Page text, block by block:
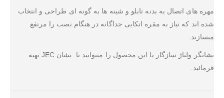
مهره های اتصال به بدنه تابلو و شینه ها به گونه ای طراحی و انتخاب
شده اند که نیاز به مقره اتکایی جداگانه در هنگام نصب را مرتفع
میسازند.
نشانگر ولتاژ سازگار با این محصول را میتوانید با نشان JEC تهیه
فرمائید.